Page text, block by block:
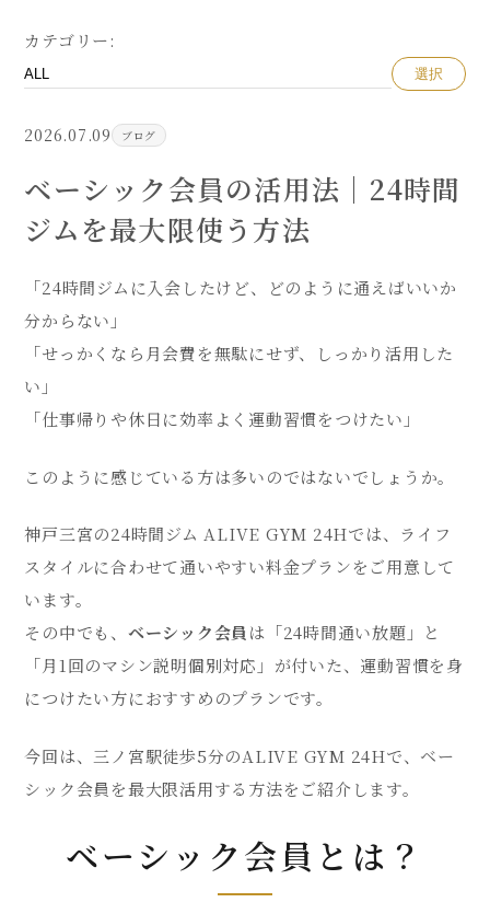
カテゴリー:
選択
2026.07.09 ブログ
ベーシック会員の活用法｜24時間
ジムを最大限使う方法
「24時間ジムに入会したけど、どのように通えばいいか
分からない」
「せっかくなら月会費を無駄にせず、しっかり活用した
い」
「仕事帰りや休日に効率よく運動習慣をつけたい」
このように感じている方は多いのではないでしょうか。
神戸三宮の24時間ジム ALIVE GYM 24Hでは、ライフ
スタイルに合わせて通いやすい料金プランをご用意して
います。
その中でも、 ベーシック会員 は「24時間通い放題」と
「月1回のマシン説明個別対応」が付いた、運動習慣を身
につけたい方におすすめのプランです。
今回は、三ノ宮駅徒歩5分のALIVE GYM 24Hで、ベー
シック会員を最大限活用する方法をご紹介します。
ベーシック会員とは？